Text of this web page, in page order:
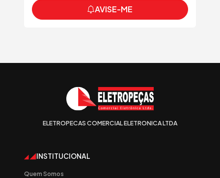
AVISE-ME
ELETROPECAS COMERCIAL ELETRONICA LTDA
INSTITUCIONAL
Quem Somos